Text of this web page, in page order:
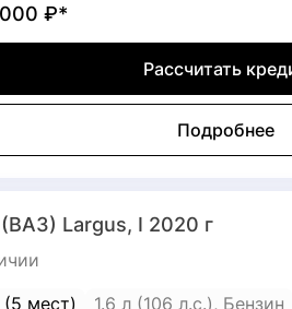
₽*
Рассчитать
Подробнее
Largus, I 2020 г
(5 мест)
1.6 л (106 л.с.), Бензин